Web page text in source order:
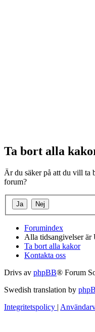
Ta bort alla
Är du säker på att du vill ta
forum?
Forumindex
Alla tidsangivelser
Ta bort alla kakor
Kontakta oss
Drivs av phpBB® Forum
Swedish translation by
Integritetspolicy |